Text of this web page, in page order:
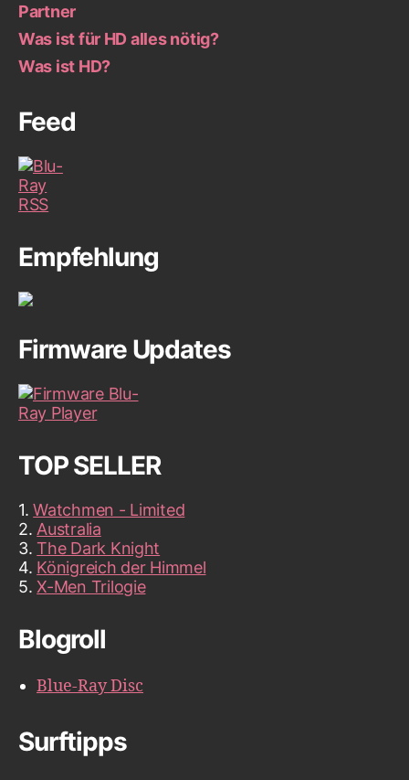
Partner
Was ist für HD alles nötig?
Was ist HD?
Feed
Empfehlung
Firmware Updates
TOP SELLER
1.Watchmen - Limited
2. Australia
3.The Dark Knight
4. Königreich der Himmel
5.X-Men Trilogie
Blogroll
Blue-Ray Disc
Surftipps